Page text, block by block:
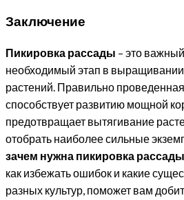
Заключение
Пикировка рассады – это
необходимый этап в
растений. Правильно проведенная
способствует развитию мощной
предотвращает вытягивание
отобрать наиболее сильные
зачем нужна пикировка рассады
как избежать ошибок и какие
разных культур, поможет вам